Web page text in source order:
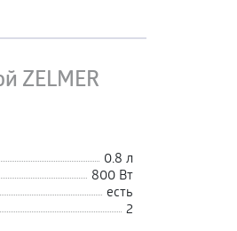
ZELMER
0.8 л
800 Вт
есть
2